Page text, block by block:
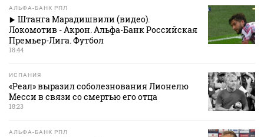
АЛЬФА-БАНК РПЛ
Штанга Марадишвили (видео).
Локомотив - Акрон. Альфа-Банк Российская
Премьер-Лига. Футбол
18:44
ИСПАНИЯ
«Реал» выразил соболезнования Лионелю
Месси в связи со смертью его отца
18:23
АЛЬФА-БАНК РПЛ